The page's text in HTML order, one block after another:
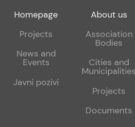
Footer
menu
Homepage
Projects
News and
Events
Javni pozivi
Footer
sub
About us
Association
Bodies
Cities and
Municipalities
Projects
Documents